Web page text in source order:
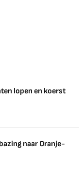
lopen en koerst
naar Oranje-